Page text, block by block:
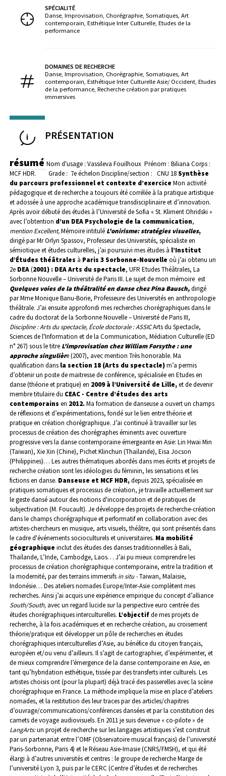
SPÉCIALITÉ
Danse, Improvisation, Chorégraphie, Somatiques, Art
contemporain, Esthétique Inter Culturelle, Etudes de la
performance
DOMAINES DE RECHERCHE
Danse, Improvisation, Chorégraphie, Somatiques, Art
contemporain, Esthétique Inter Culturelle Asie/ Occident, Etudes
de la performance, Recherche création par pratiques
immersives
PRÉSENTATION
résumé Nom d'usage : Vassileva Fouilhoux Prénom : Biliana Corps :
MCF HDR. Grade : 7e échelon Discipline/section : CNU 18Synthèse
du parcours professionnel et contexte d’exercice Mon activité
pédagogique et de recherche a toujours été corrélée à la pratique artistique
et adossée à une approche académique transdisciplinaire et d’innovation.
Après avoir débuté des études à l’Université de Sofia « St. Kliment Ohridski »
avec l’obtention d’un DEA Psychologie de la communication,
mention Excellent,Mémoire intitulé L'onirisme: stratégies visuelles,
dirigé par Mr Orlyn Spassov, Professeur des Universités, spécialiste en
sémiotique et études culturelles, j’ai poursuivi mes études à l’Institut
d’Études théâtrales à Paris 3 Sorbonne-Nouvelle où j’ai obtenu un
2e DEA(2001) : DEA Arts du spectacle, UFR Etudes Théâtrales, La
Sorbonne Nouvelle – Université de Paris III. Le sujet de mon mémoire est
Quelques voies de la théâtralité en danse chez Pina Bausch,dirigé
parMme Monique Banu-Borie, Professeure des Universités en anthropologie
théâtrale. J’ai ensuite approfondi mes recherches chorégraphiques dans le
cadre du doctorat de la Sorbonne Nouvelle – Université de Paris III,
Discipline : Arts du spectacle, École doctorale : ASSICArts du Spectacle,
Sciences de l'Information et de la Communication, Médiation Culturelle (ED
n° 267) sous le titre L'improvisation chez William Forsythe : une
approche singulière (2007), avec mention Très honorable. Ma
qualification dans la section 18 (Arts du spectacle)m’a permis
d’obtenir un poste de maitresse de conférence, spécialisée en Etudes en
danse (théorie et pratique) en 2009 à l’Université de Lille,et de devenir
membre titulaire du CEAC - Centre d’études des arts
contemporains en 2012.Ma formation de danseuse a ouvert un champs
de réflexions et d’expérimentations, fondé sur le lien entre théorie et
pratique en création chorégraphique. J’ai continué à travailler sur les
processus de création des chorégraphes éminents avec ouverture
progressive vers la danse contemporaine émergeante en Asie: Lin Hwai Min
(Taiwan), Xie Xin (Chine), Pichet Klinchun (Thaïlande), Eisa Jocson
(Philippines)… Les autres thématiques abordés dans mes écrits et projets de
recherche création sont les idéologies du féminin, les sensations et les
fictions en danse. Danseuse et MCF HDR,depuis 2023, spécialisée en
pratiques somatiques et processus de création, je travaille actuellement sur
le geste dansé autour des notions d'incorporation et de pratiques de
subjectivation (M. Foucault). Je développe des projets de recherche-création
dans le champs chorégraphique et performatif en collaboration avec des
artistes-chercheurs en musique, arts visuels, théâtre, qui sont présentés dans
le cadre d'événements socioculturels et universitaires. Ma mobilité
géographique inclut des études des danses traditionnelles à Bali,
Thaïlande, L’Inde, Cambodge, Laos… J’ai pu mieux comprendre les
processus de création chorégraphique contemporaine, entre la tradition et
la modernité, par des terrains immersifs in situ -Taiwan, Malaisie,
Indonésie… Des ateliers nomades Europe/Inter-Asie complètent mes
recherches. Ainsi j’ai acquis une expérience empirique du concept d’alliance
South/South, avec un regard lucide sur la perspective euro centrée des
études chorégraphiques interculturelles. L’objectifde mes projets de
recherche, à la fois académiques et en recherche création, au croisement
théorie/pratique est développer un pôle de recherches en études
chorégraphiques interculturelles d’Asie, au bénéfice du citoyen français,
européen et/ou venu d’ailleurs. Il s’agit de cartographier, d’expérimenter, et
de mieux comprendre l’émergence de la danse contemporaine en Asie, en
tant qu’hybridation esthétique, tissée par des transferts inter culturels. Les
artistes choisis ont (pour la plupart) déjà tracé des passerelles avec la scène
chorégraphique en France. La méthode implique la mise en place d’ateliers
nomades, et la restitution des leur traces par des articles/chapitres
d’ouvrage/communications/conférences dansées et par la constitution des
carnets de voyage audiovisuels. En 2011 je suis devenue « co-pilote » de
LangArts:un projet de recherche sur les langages artistiques s’est construit
par un partenariat entre l’OMF (Observatoire musical français) de l’université
Paris-Sorbonne, Paris 4) et le Réseau Asie-Imasie (CNRS/FMSH), et qui été
élargi à d’autres universités et centres : le groupe de recherche Marge de
l’université Lyon 3, puis par le CERC (Centre d’études et de recherches